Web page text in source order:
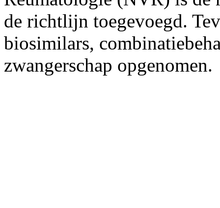
de richtlijn toegevoegd.
biosimilars,
zwangerschap opgenomen.